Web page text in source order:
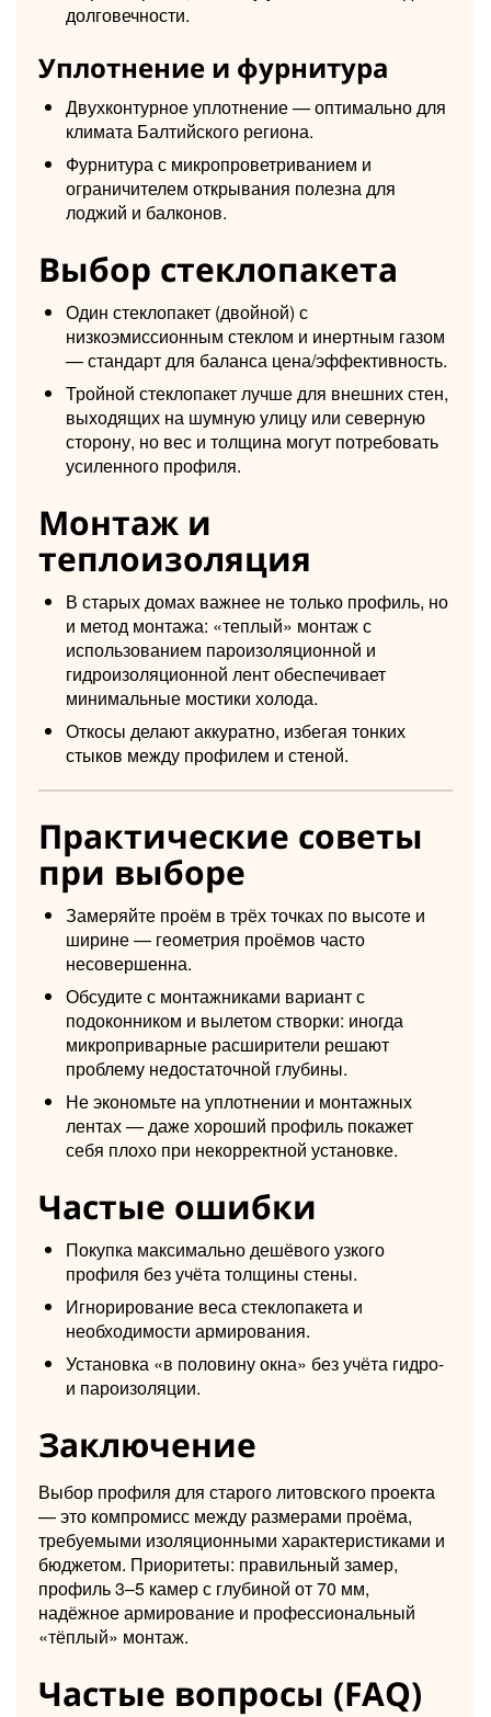
долговечности.
Уплотнение и фурнитура
Двухконтурное уплотнение — оптимально для
климата Балтийского региона.
Фурнитура с микропроветриванием и
ограничителем открывания полезна для
лоджий и балконов.
Выбор стеклопакета
Один стеклопакет (двойной) с
низкоэмиссионным стеклом и инертным газом
— стандарт для баланса цена/эффективность.
Тройной стеклопакет лучше для внешних стен,
выходящих на шумную улицу или северную
сторону, но вес и толщина могут потребовать
усиленного профиля.
Монтаж и
теплоизоляция
В старых домах важнее не только профиль, но
и метод монтажа: «теплый» монтаж с
использованием пароизоляционной и
гидроизоляционной лент обеспечивает
минимальные мостики холода.
Откосы делают аккуратно, избегая тонких
стыков между профилем и стеной.
Практические советы
при выборе
Замеряйте проём в трёх точках по высоте и
ширине — геометрия проёмов часто
несовершенна.
Обсудите с монтажниками вариант с
подоконником и вылетом створки: иногда
микроприварные расширители решают
проблему недостаточной глубины.
Не экономьте на уплотнении и монтажных
лентах — даже хороший профиль покажет
себя плохо при некорректной установке.
Частые ошибки
Покупка максимально дешёвого узкого
профиля без учёта толщины стены.
Игнорирование веса стеклопакета и
необходимости армирования.
Установка «в половину окна» без учёта гидро-
и пароизоляции.
Заключение
Выбор профиля для старого литовского проекта
— это компромисс между размерами проёма,
требуемыми изоляционными характеристиками и
бюджетом. Приоритеты: правильный замер,
профиль 3–5 камер с глубиной от 70 мм,
надёжное армирование и профессиональный
«тёплый» монтаж.
Частые вопросы (FAQ)